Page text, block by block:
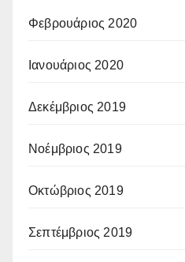
Φεβρουάριος 2020
Ιανουάριος 2020
Δεκέμβριος 2019
Νοέμβριος 2019
Οκτώβριος 2019
Σεπτέμβριος 2019